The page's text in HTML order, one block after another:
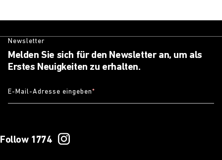
Newsletter
Melden Sie sich für den Newsletter an, um als
Erstes Neuigkeiten zu erhalten.
E-Mail-Adresse eingeben*
Follow 1774